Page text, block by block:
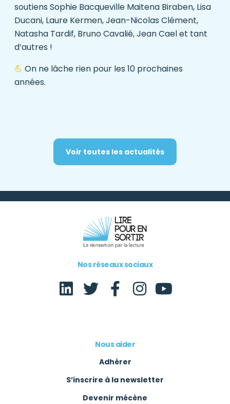
soutiens Sophie Bacqueville Maitena Biraben, Lisa
Ducani, Laure Kermen, Jean-Nicolas Clément,
Natasha Tardif, Bruno Cavalié, Jean Cael et tant
d’autres !
💪 On ne lâche rien pour les 10 prochaines
années.
Voir toutes les actualités
Nos réseaux sociaux
Nous aider
Adhérer
S’inscrire à la newsletter
Devenir mécène